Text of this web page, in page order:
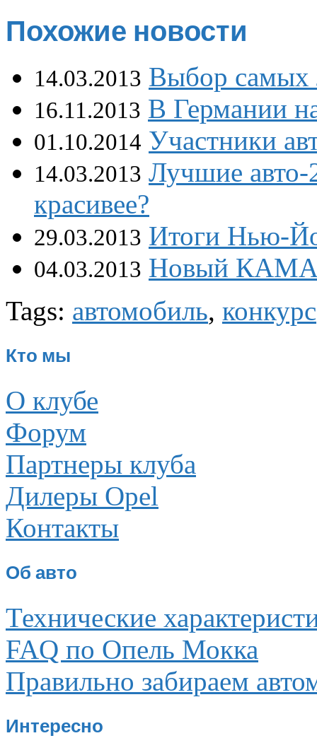
Похожие новости
14.03.2013 Выбор самых
16.11.2013 В Германии
01.10.2014 Участники
14.03.2013 Лучшие авто-
красивее?
29.03.2013 Итоги Нью-
04.03.2013 Новый КАМАЗ
Tags: автомобиль, конкурс
Кто мы
О клубе
Форум
Партнеры клуба
Дилеры Opel
Контакты
Об авто
Технические
FAQ по Опель Мокка
Правильно забираем
Интересно